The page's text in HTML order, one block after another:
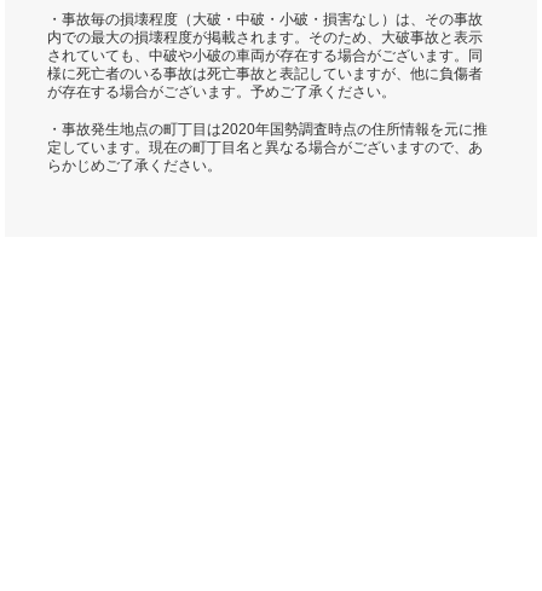
・事故毎の損壊程度（大破・中破・小破・損害なし）は、その事故
内での最大の損壊程度が掲載されます。そのため、大破事故と表示
されていても、中破や小破の車両が存在する場合がございます。同
様に死亡者のいる事故は死亡事故と表記していますが、他に負傷者
が存在する場合がございます。予めご了承ください。
・事故発生地点の町丁目は2020年国勢調査時点の住所情報を元に推
定しています。現在の町丁目名と異なる場合がございますので、あ
らかじめご了承ください。